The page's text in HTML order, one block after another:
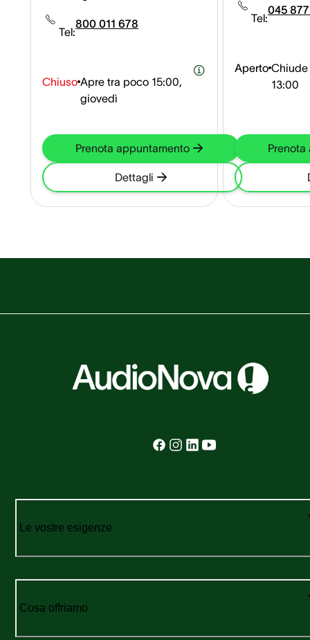
Tel:
800 011 678
Chiuso Apre tra poco 15:00,
giovedì
Prenota appuntamento
Dettagli
Tel:
045
Aperto
13:00
Le vostre esigenze
Cosa offriamo